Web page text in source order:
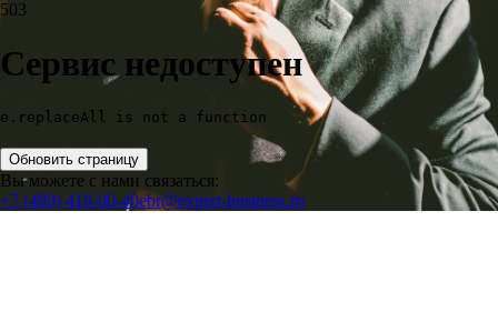
503
Сервис недоступен
e.replaceAll is not a function
Обновить страницу
Вы можете с нами связаться:
+7 (499) 418-00-40ebr@expert-business.ru